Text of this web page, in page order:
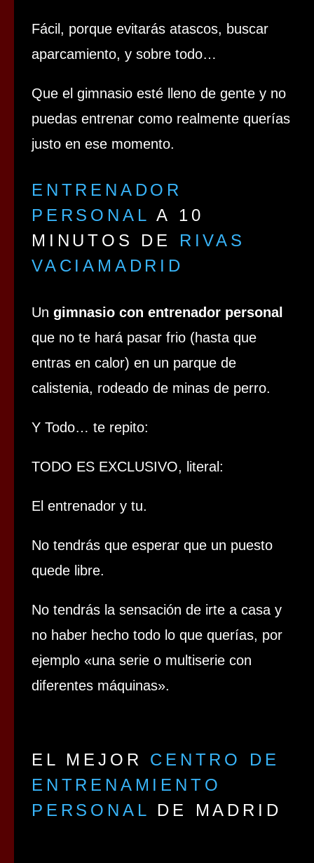
Fácil, porque evitarás atascos, buscar
aparcamiento, y sobre todo…
Que el gimnasio esté lleno de gente y no
puedas entrenar como realmente querías
justo en ese momento.
ENTRENADOR
PERSONAL A 10
MINUTOS DE RIVAS
VACIAMADRID
Un gimnasio con entrenador personal
que no te hará pasar frio (hasta que
entras en calor) en un parque de
calistenia, rodeado de minas de perro.
Y Todo… te repito:
TODO ES EXCLUSIVO, literal:
El entrenador y tu.
No tendrás que esperar que un puesto
quede libre.
No tendrás la sensación de irte a casa y
no haber hecho todo lo que querías, por
ejemplo «una serie o multiserie con
diferentes máquinas».
EL MEJOR CENTRO DE
ENTRENAMIENTO
PERSONAL
DE MADRID